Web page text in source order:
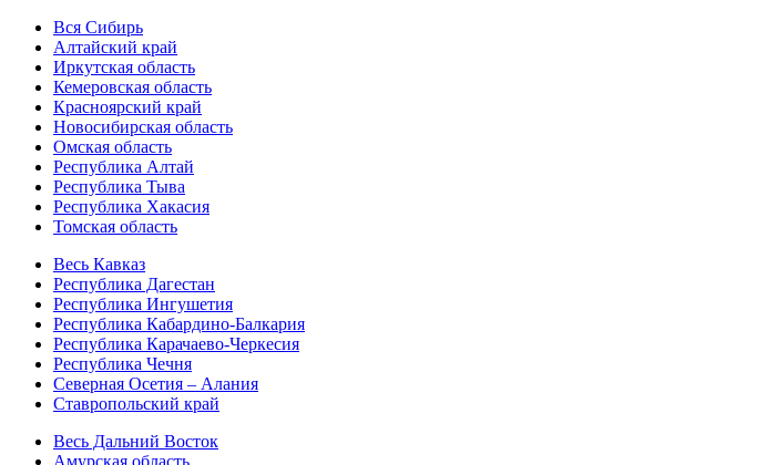
Вся Сибирь
Алтайский край
Иркутская область
Кемеровская область
Красноярский край
Новосибирская область
Омская область
Республика Алтай
Республика Тыва
Республика Хакасия
Томская область
Весь Кавказ
Республика Дагестан
Республика Ингушетия
Республика Кабардино-Балкария
Республика Карачаево-Черкесия
Республика Чечня
Северная Осетия – Алания
Ставропольский край
Весь Дальний Восток
Амурская область